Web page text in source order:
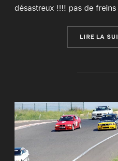
désastreux !!!! pas de
LIRE LA